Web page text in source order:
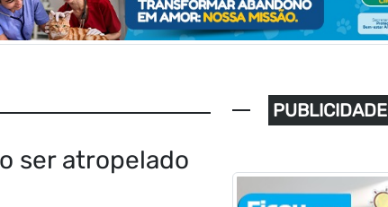
ser atropelado
PUBLICIDADE